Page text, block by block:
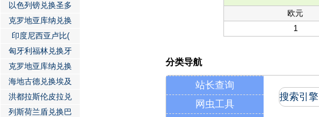
欧元
1
以色列镑兑换圣多
克罗地亚库纳兑换
印度尼西亚卢比(
匈牙利福林兑换牙
克罗地亚库纳兑换
海地古德兑换埃及
洪都拉斯伦皮拉兑
列斯荷兰盾兑换巴
分类导航
站长查询
网虫工具